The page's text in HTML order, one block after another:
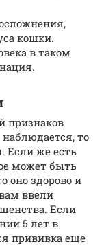
кошки.
в таком
признаков
то
Если же есть
может быть
оно здорово и
ввели
Если
5 лет в
прививка еще